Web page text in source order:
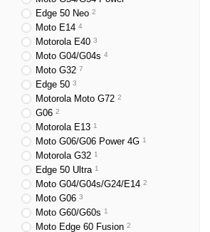
Edge 50 Neo 2
Moto E14 4
Motorola E40 3
Moto G04/G04s 4
Moto G32 7
Edge 50 3
Motorola Moto G72 2
G06 2
Motorola E13 1
Moto G06/G06 Power 4G 1
Motorola G32 1
Edge 50 Ultra 1
Moto G04/G04s/G24/E14 2
Moto G06 3
Moto G60/G60s 1
Moto Edge 60 Fusion 2